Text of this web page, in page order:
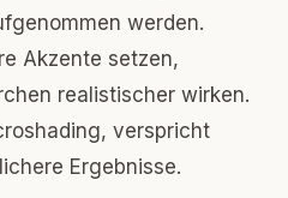
werden.
Akzente setzen,
realistischer wirken.
verspricht
Ergebnisse.